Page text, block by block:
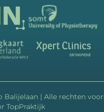
Balijelaan | Alle rechten
TopPraktijk